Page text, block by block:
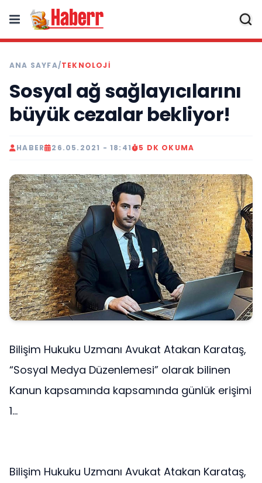
ANA SAYFA/TEKNOLOJI
Sosyal ağ sağlayıcılarını
büyük cezalar bekliyor!
HABER 26.05.2021 - 18:41 5 DK OKUMA
Bilişim Hukuku Uzmanı Avukat Atakan Karataş,
“Sosyal Medya Düzenlemesi” olarak bilinen
Kanun kapsamında kapsamında günlük erişimi
1...
Bilişim Hukuku Uzmanı Avukat Atakan Karataş,